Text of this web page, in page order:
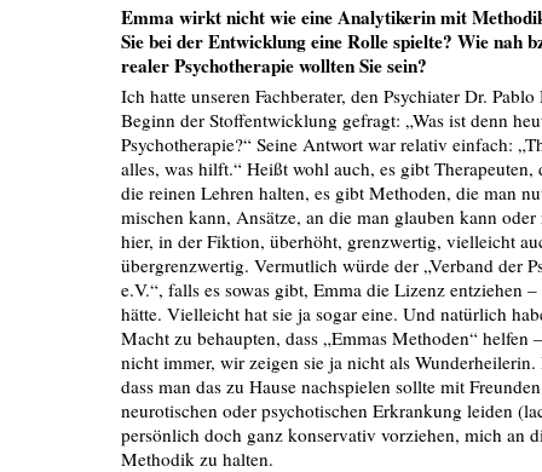
Emma wirkt nicht wie eine Analytikerin mit
Sie bei der Entwicklung eine Rolle spielte? Wie nah
realer Psychotherapie wollten Sie sein?
Ich hatte unseren Fachberater, den Psychiater Dr.
Beginn der Stoffentwicklung gefragt: „Was ist denn
Psychotherapie?“ Seine Antwort war relativ einfach:
alles, was hilft.“ Heißt wohl auch, es gibt
die reinen Lehren halten, es gibt Methoden, die man
mischen kann, Ansätze, an die man glauben kann
hier, in der Fiktion, überhöht, grenzwertig, vielleicht
übergrenzwertig. Vermutlich würde der „Verband der
e.V.“, falls es sowas gibt, Emma die Lizenz entziehen
hätte. Vielleicht hat sie ja sogar eine. Und natürlich
Macht zu behaupten, dass „Emmas Methoden“ helfen
nicht immer, wir zeigen sie ja nicht als
dass man das zu Hause nachspielen sollte mit
neurotischen oder psychotischen Erkrankung leiden
persönlich doch ganz konservativ vorziehen, mich an
Methodik zu halten.